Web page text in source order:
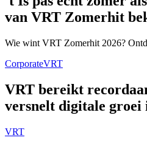
van VRT Zomerhit
Wie wint VRT Zomerhit 2026?
CorporateVRT
VRT bereikt
versnelt digitale groei
VRT